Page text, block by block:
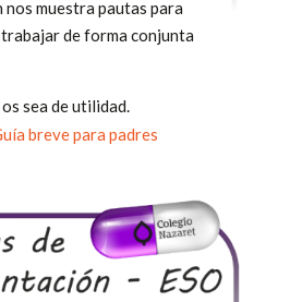
nos muestra pautas para
de forma conjunta
sea de utilidad.
breve para padres